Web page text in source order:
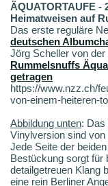
ÄQUATORTAUFE -
Heimatweisen auf
Das erste reguläre
deutschen
Jörg Scheller von
Rummelsnuffs
getragen
https://www.nzz.ch/
von-einem-heiteren-
Abbildung unten: Das
Vinylversion sind von
Jede Seite der
Bestückung sorgt für
detailgetreuen Klang
eine rein Berliner